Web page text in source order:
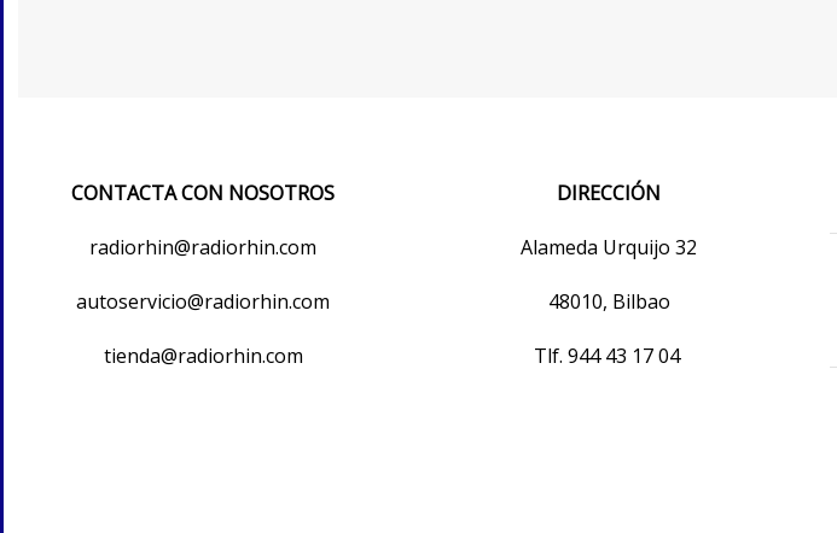
CONTACTA CON NOSOTROS
radiorhin@radiorhin.com
autoservicio@radiorhin.com
tienda@radiorhin.com
DIRECCIÓN
Alameda Urquijo 32
48010, Bilbao
Tlf. 944 43 17 04